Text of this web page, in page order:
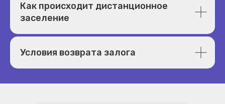
Как происходит дистанционное
заселение
Условия возврата залога